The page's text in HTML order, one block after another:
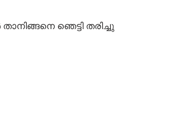
ഞെട്ടി തരിച്ചു